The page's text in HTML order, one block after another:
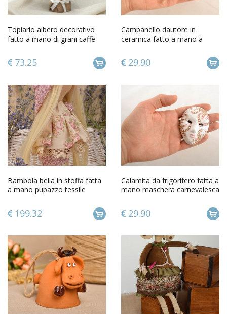
Topiario albero decorativo
fatto a mano di grani caffè
73.25
Campanello dautore in
ceramica fatto a mano a
29.90
Bambola bella in stoffa fatta
a mano pupazzo tessile
199.32
Calamita da frigorifero fatta a
mano maschera carnevalesca
29.90